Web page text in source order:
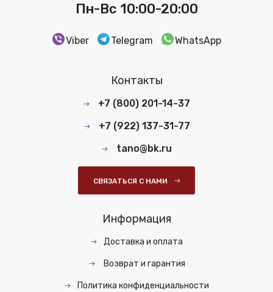
Пн-Вс 10:00-20:00
Viber Telegram WhatsApp
Контакты
+7 (800) 201-14-37
+7 (922) 137-31-77
tano@bk.ru
СВЯЗАТЬСЯ С НАМИ
Информация
Доставка и оплата
Возврат и гарантия
Политика конфиденциальности